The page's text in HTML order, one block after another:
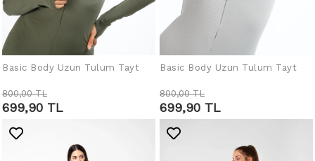
SEPETE EKLE
Basic Body Uzun Tulum Tayt
800,00 TL
699,90 TL
SEPETE EKLE
Basic Body Uzun Tulum Tayt
800,00 TL
699,90 TL